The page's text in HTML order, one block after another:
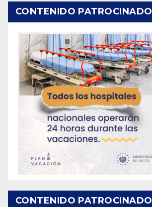
CONTENIDO PATROCINADO
CONTENIDO PATROCINADO